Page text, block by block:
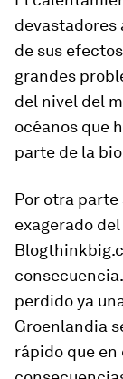
devastadores
de sus
grandes
del nivel del
océanos que
parte de la
Por otra
exagerado del
perdido ya
Groenlandia
rápido que en